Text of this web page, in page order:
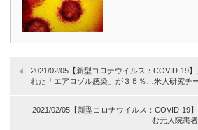
2021/02/05【新型コロナウイルス：COVID-19
れた「エアロゾル感染」が３５％…米大研究チ
2021/02/05【新型コロナウイルス：COVID-19
む元入院患